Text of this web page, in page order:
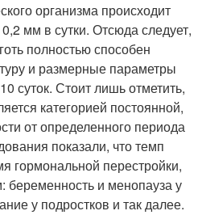
организма происходит
мм в сутки. Отсюда следует,
полностью способен
и размерные параметры
суток. Стоит лишь отметить,
категорией постоянной,
от определенного периода
показали, что темп
гормональной перестройки,
беременность и менопауза у
у подростков и так далее.